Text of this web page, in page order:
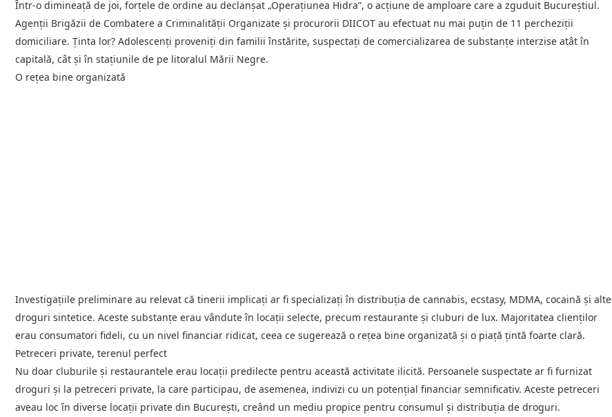
Într-o dimineață de joi, forțele de ordine au declanșat „Operațiunea Hidra”, o acțiune de amploare care a zguduit Bucureștiul.
Agenții Brigăzii de Combatere a Criminalității Organizate și procurorii DIICOT au efectuat nu mai puțin de 11 percheziții
domiciliare. Ținta lor? Adolescenți proveniți din familii înstărite, suspectați de comercializarea de substanțe interzise atât în
capitală, cât și în stațiunile de pe litoralul Mării Negre.
O rețea bine organizată
Investigațiile preliminare au relevat că tinerii implicați ar fi specializați în distribuția de cannabis, ecstasy, MDMA, cocaină și alte
droguri sintetice. Aceste substanțe erau vândute în locații selecte, precum restaurante și cluburi de lux. Majoritatea clienților
erau consumatori fideli, cu un nivel financiar ridicat, ceea ce sugerează o rețea bine organizată și o piață țintă foarte clară.
Petreceri private, terenul perfect
Nu doar cluburile și restaurantele erau locații predilecte pentru această activitate ilicită. Persoanele suspectate ar fi furnizat
droguri și la petreceri private, la care participau, de asemenea, indivizi cu un potențial financiar semnificativ. Aceste petreceri
aveau loc în diverse locații private din București, creând un mediu propice pentru consumul și distribuția de droguri.